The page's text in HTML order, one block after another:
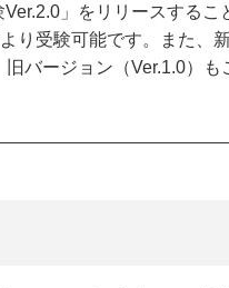
」をリリースするこ
り受験可能です。また、
バージョン（Ver.1.0）も